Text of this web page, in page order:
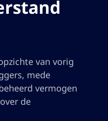
van vorig
mede
vermogen
de